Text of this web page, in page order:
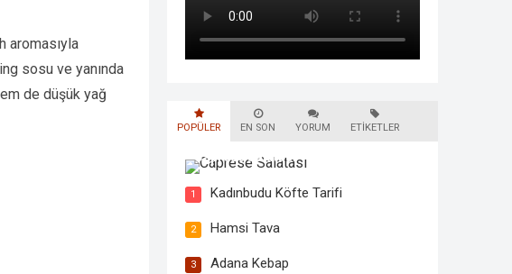
aromasıyla
sosu ve yanında
de düşük yağ
POPÜLER EN SON YORUM ETIKETLER
Caprese Salatası
1 Kadınbudu Köfte Tarifi
2 Hamsi Tava
3 Adana Kebap